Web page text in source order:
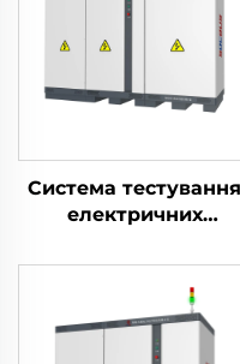
Система тестування
електричних
літієвих